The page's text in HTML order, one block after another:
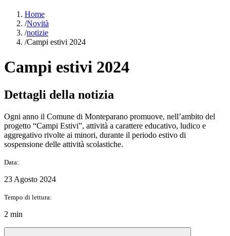
Home
/Novità
/notizie
/Campi estivi 2024
Campi estivi 2024
Dettagli della notizia
Ogni anno il Comune di Monteparano promuove, nell’ambito del
progetto “Campi Estivi”, attività a carattere educativo, ludico e
aggregativo rivolte ai minori, durante il periodo estivo di
sospensione delle attività scolastiche.
Data:
23 Agosto 2024
Tempo di lettura:
2 min